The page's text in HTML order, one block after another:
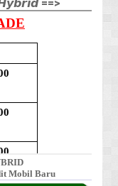
==>
Mobil Baru